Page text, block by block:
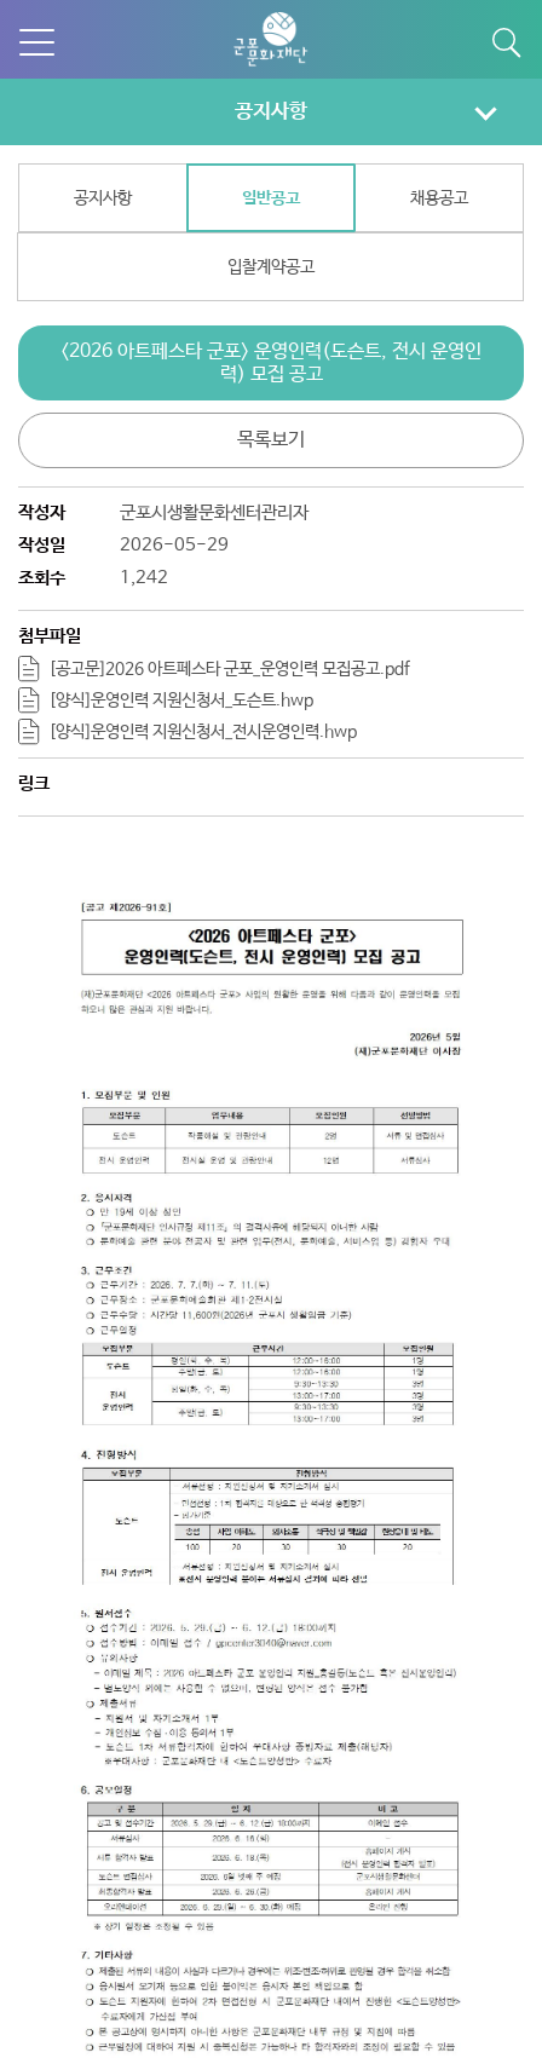
공지사항
공지사항 일반공고 채용공고
입찰계약공고
<2026 아트페스타 군포> 운영인력(도슨트, 전시 운영인
력) 모집 공고
목록보기
작성자
군포시생활문화센터관리자
작성일
2026-05-29
조회수
1,242
첨부파일
[공고문]2026 아트페스타 군포_운영인력 모집공고.pdf
[양식]운영인력 지원신청서_도슨트.hwp
[양식]운영인력 지원신청서_전시운영인력.hwp
링크